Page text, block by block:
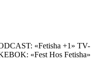
«Fetisha +1» TV-
«Fest Hos Fetisha»